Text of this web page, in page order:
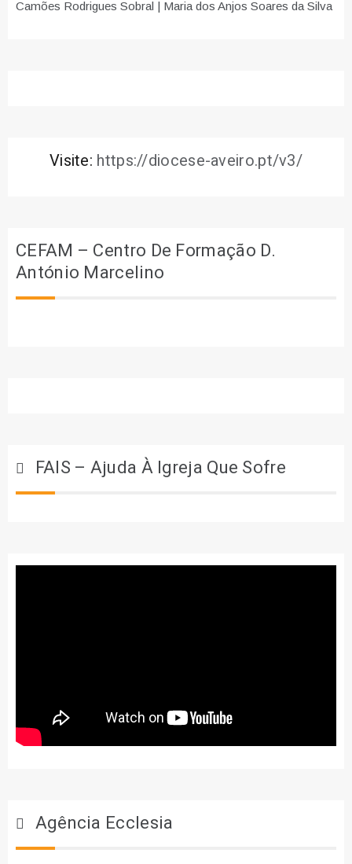
Camões Rodrigues Sobral | Maria dos Anjos Soares da Silva
Visite: https://diocese-aveiro.pt/v3/
CEFAM – Centro De Formação D.
António Marcelino
FAIS – Ajuda À Igreja Que Sofre
Agência Ecclesia